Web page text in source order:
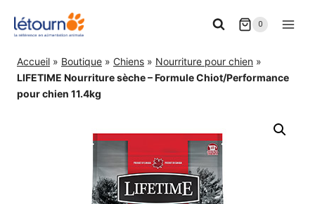
0
Accueil » Boutique » Chiens » Nourriture pour chien »
LIFETIME Nourriture sèche – Formule Chiot/Performance
pour chien 11.4kg